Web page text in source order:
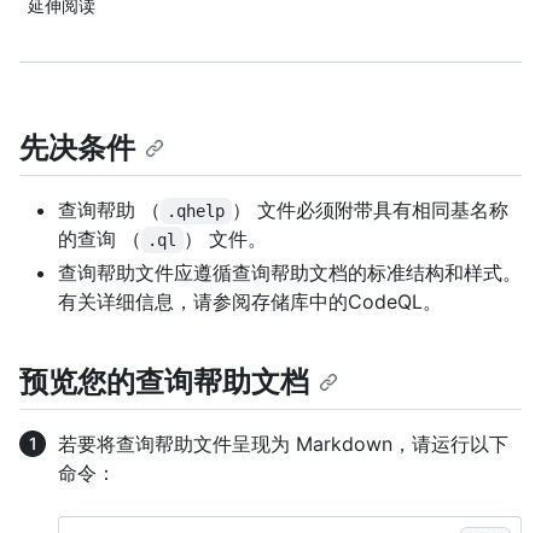
延伸阅读
先决条件
查询帮助 （ .qhelp ） 文件必须附带具有相同基名称
的查询 （
.ql
） 文件。
查询帮助文件应遵循查询帮助文档的标准结构和样式。
有关详细信息，请参阅存储库中的CodeQL。
预览您的查询帮助文档
若要将查询帮助文件呈现为 Markdown，请运行以下
命令：